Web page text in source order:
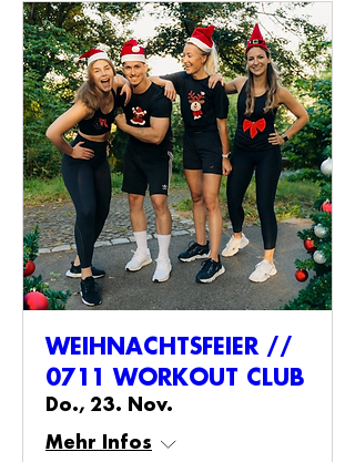
WEIHNACHTSFEIER //
0711 WORKOUT CLUB
Do., 23. Nov.
Mehr Infos